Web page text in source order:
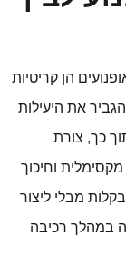
הן קריטיות
את היעילות
כך, צורת
וחיכוך
מבלי ליצור
במהלך רכיבה